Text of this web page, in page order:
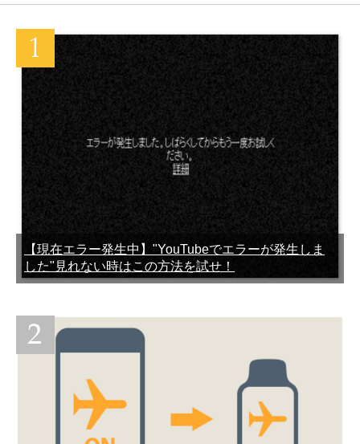
ポケモンGOのGPSバグ直
らない時どうすればいい？
何が原因？
今すぐポケモンGOをアップ
デートする方法と確認方法
（iPhone/Android）
【現在エラー発生中】"YouTubeでエラーが発生しま
した"見れない時はこの方法を試せ！